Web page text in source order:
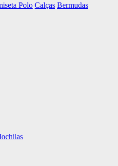
Polo Calças Bermudas